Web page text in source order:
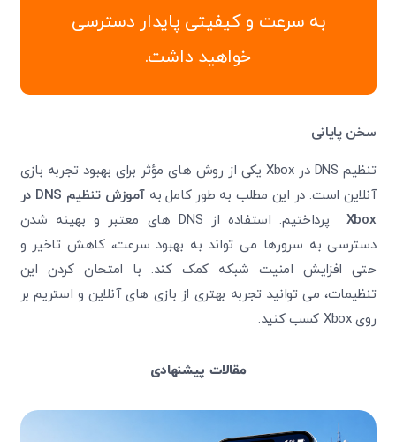
به سرعت و کیفیتی پایدار دسترسی
خواهید داشت.
سخن پایانی
تنظیم DNS در Xbox یکی از روش ‌های مؤثر برای بهبود تجربه بازی
آنلاین است. در این مطلب به طور کامل به آموزش تنظیم DNS در
Xbox
پرداختیم. استفاده از DNS‌ های معتبر و بهینه شدن
دسترسی به سرورها می ‌تواند به بهبود سرعت، کاهش تاخیر و
حتی افزایش امنیت شبکه کمک کند. با امتحان کردن این
تنظیمات، می ‌توانید تجربه بهتری از بازی‌ های آنلاین و استریم بر
روی Xbox کسب کنید.
مقالات پیشنهادی